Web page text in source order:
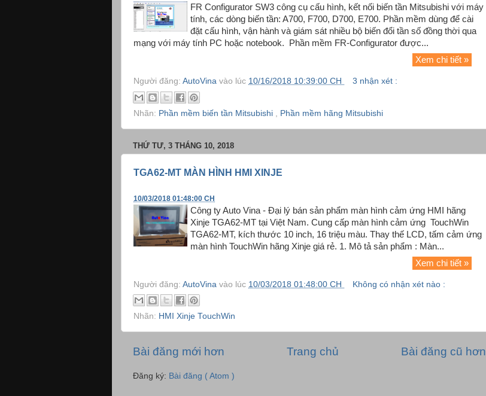
FR Configurator SW3 công cụ cấu hình, kết nối biến tần Mitsubishi với máy
tính, các dòng biến tần: A700, F700, D700, E700. Phần mềm dùng để cài
đặt cấu hình, vận hành và giám sát nhiều bộ biến đổi tần số đồng thời qua
mạng với máy tính PC hoặc notebook. Phần mềm FR-Configurator được...
Xem chi tiết »
Người đăng: AutoVina vào lúc 10/16/2018 10:39:00 CH 3 nhận xét :
Nhãn: Phần mềm biến tần Mitsubishi Phần mềm hãng Mitsubishi
THỨ TƯ, 3 THÁNG 10, 2018
TGA62-MT MÀN HÌNH HMI XINJE
10/03/2018 01:48:00 CH
Công ty Auto Vina - Đại lý bán sản phẩm màn hình cảm ứng HMI hãng
Xinje TGA62-MT tại Việt Nam. Cung cấp màn hình cảm ứng TouchWin
TGA62-MT, kích thước 10 inch, 16 triệu màu. Thay thế LCD, tấm cảm ứng
màn hình TouchWin hãng Xinje giá rẻ. 1. Mô tả sản phẩm : Màn...
Xem chi tiết »
Người đăng: AutoVina vào lúc 10/03/2018 01:48:00 CH Không có nhận xét nào :
Nhãn: HMI Xinje TouchWin
Bài đăng mới hơn Bài đăng cũ hơn
Trang chủ
Đăng ký: Bài đăng ( Atom )